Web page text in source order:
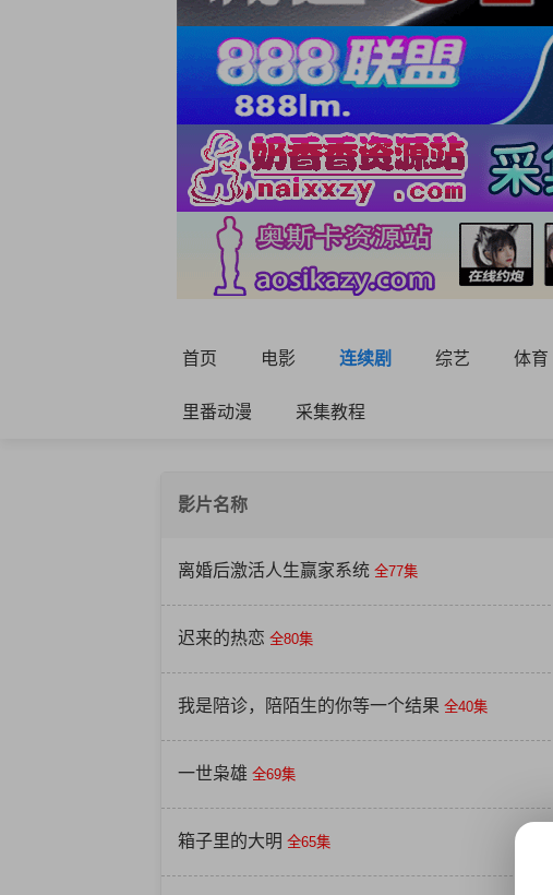
首页 电影 连续剧 综艺 体育
里番动漫 采集教程
影片名称
离婚后激活人生赢家系统 全77集
迟来的热恋 全80集
我是陪诊，陪陌生的你等一个结果 全40集
一世枭雄 全69集
箱子里的大明 全65集